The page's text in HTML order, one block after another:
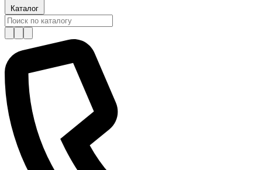
Каталог